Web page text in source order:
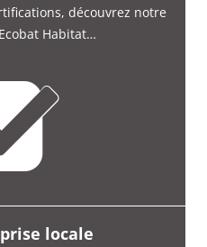
découvrez notre
Habitat…
locale